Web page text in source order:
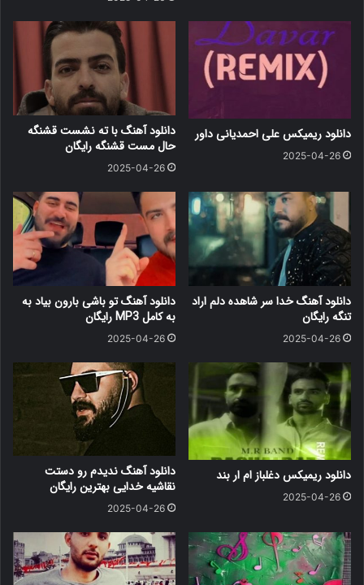
دانلود ریمیکس علی احمدیانی داور
2025-04-26
دانلود آهنگ با ته نشست قشنگه
حال مست قشنگه رایگان
2025-04-26
دانلود آهنگ خدا سر شاهده دلم اراد
تنگه رایگان
2025-04-26
دانلود آهنگ ﺗﻮ ﺑﺎﺷﻰ ﺑﺎرون ﺑﻴﺎد ﺑﻪ
ﺑﻪ کامل MP3 رایگان
2025-04-26
دانلود ریمیکس دغلباز ام ار بند
2025-04-26
دانلود آهنگ ندیدم رو دستت
نقاشیه خدایی بهترین رایگان
2025-04-26